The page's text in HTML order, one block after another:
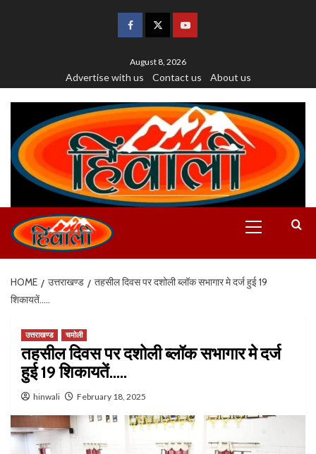
August 8, 2026
Advertise with us Contact us About us
HOME उत्तराखण्ड
तहसील दिवस पर दशोली ब्लॉक सभागार मे दर्ज हुई 19
शिकायतें…..
उत्तराखण्ड चमोली
तहसील दिवस पर दशोली ब्लॉक सभागार मे दर्ज
हुई 19 शिकायतें…..
hinwali February 18, 2025